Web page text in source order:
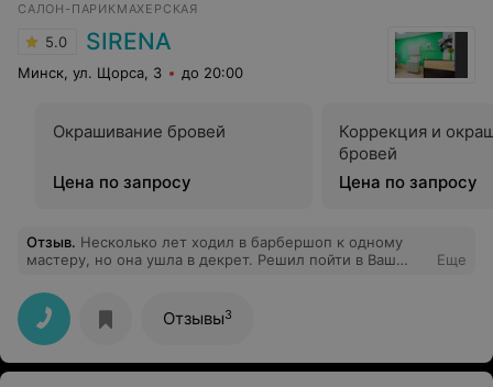
САЛОН-ПАРИКМАХЕРСКАЯ
5.0 SIRENA
Минск, ул. Щорса, 3 до 20:00
Окрашивание бровей
Цена по запросу
Коррекция и
бровей
Цена по запросу
Отзыв. Несколько лет ходил в барбершоп к одному
мастеру, но она ушла в декрет. Решил пойти в Ваш
абсолютно никакой, но стоимость в 2 раза ДЕШЕВЛЕ. И
где же вы раньше были ?))) Большое спасибо мастеру
Лизе! Буду точно у вас через несколько недель.
Еще
Отзывы3